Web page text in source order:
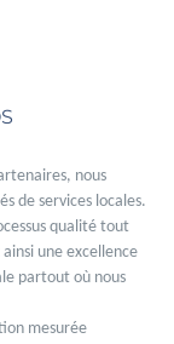
nous
de services locales.
qualité tout
une excellence
partout où nous
mesurée